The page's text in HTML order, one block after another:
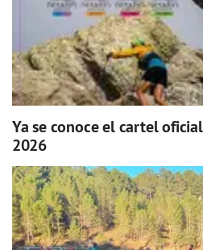
Ya se conoce el cartel
2026